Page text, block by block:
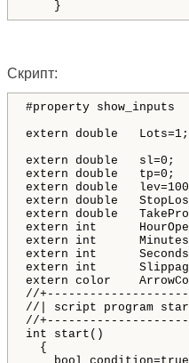
Скрипт:
#property show_inputs
extern double   Lots=1;
extern double   sl=0;
extern double   tp=0;
extern double
extern double
extern double
extern int
extern int
extern int
extern int
extern color
//
//| script program
//
int start()
  {